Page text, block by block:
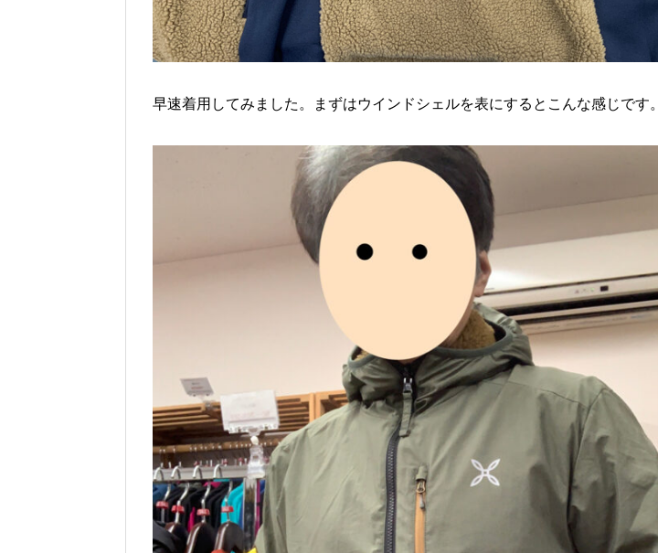
早速着用してみました。まずはウインドシェルを表にするとこんな感じです。